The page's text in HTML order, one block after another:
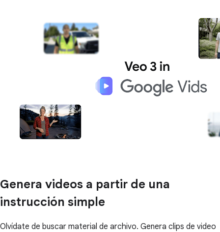
Genera videos a partir de una
instrucción simple
Olvídate de buscar material de archivo. Genera clips de video